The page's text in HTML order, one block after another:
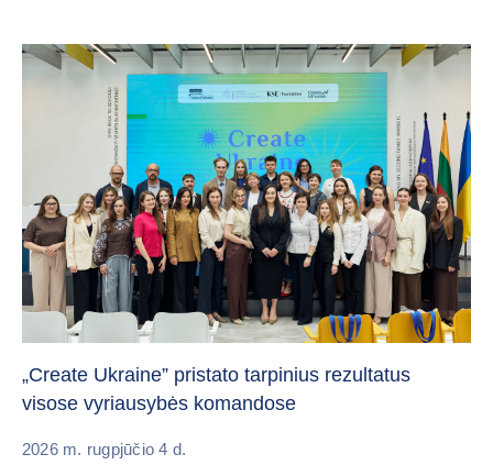
„Create Ukraine” pristato tarpinius rezultatus
visose vyriausybės komandose
2026 m. rugpjūčio 4 d.